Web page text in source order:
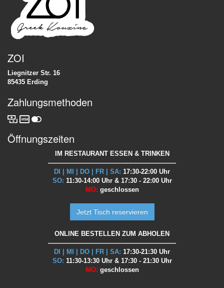
ZOI
Liegnitzer Str. 16
85435 Erding
Zahlungsmethoden
Öffnungszeiten
IM RESTAURANT ESSEN & TRINKEN
----------------------------------------------------------------
DI | MI | DO | FR | SA: 17:30-22:00 Uhr
SO: 11:30-14:00 Uhr & 17:30 - 22:00 Uhr
MO: geschlossen
Jetzt Tisch reservieren
ONLINE BESTELLEN ZUM ABHOLEN
----------------------------------------------------------------
DI | MI | DO | FR | SA: 17:30-21:30 Uhr
SO: 11:30-13:30 Uhr & 17:30 - 21:30 Uhr
MO: geschlossen